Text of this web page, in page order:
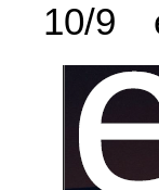
10/9